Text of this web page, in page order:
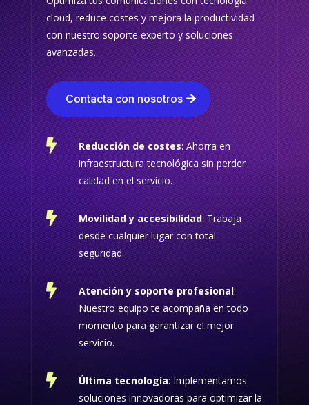
cloud, reduce costes y mejora la productividad
con nuestro soporte experto y soluciones
avanzadas.
Contacta con nosotros
 Reducción de costes: Ahorra en
infraestructura tecnológica sin perder
calidad en el servicio.
 Movilidad y accesibilidad: Trabaja
desde cualquier lugar con total
seguridad.
 Atención y soporte profesional:
Nuestro equipo te acompaña en todo
momento para garantizar el mejor
servicio.
 Última tecnología: Implementamos
soluciones innovadoras para optimizar la